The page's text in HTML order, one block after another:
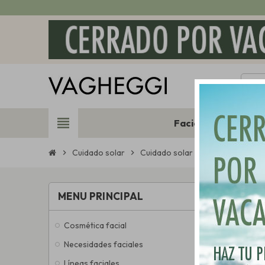
view_headline Facial Corporal
chevron_right Cuidado solar chevron_right Cuidado solar corporal
MENU PRINCIPAL
Cosmética facial
Necesidades faciales
Hay 18